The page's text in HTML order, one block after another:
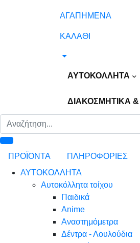
ΑΓΑΠΗΜΕΝΑ
ΚΑΛΑΘΙ
ΑΥΤΟΚΟΛΛΗΤΑ
ΔΙΑΚΟΣΜΗΤΙΚΑ
ΠΡΟΪΟΝΤΑ
ΠΛΗΡΟΦΟΡΙΕΣ
ΑΥΤΟΚΟΛΛΗΤΑ
Αυτοκόλλητα τοίχου
Παιδικά
Anime
Αναστημόμετρα
Δέντρα - Λουλούδια